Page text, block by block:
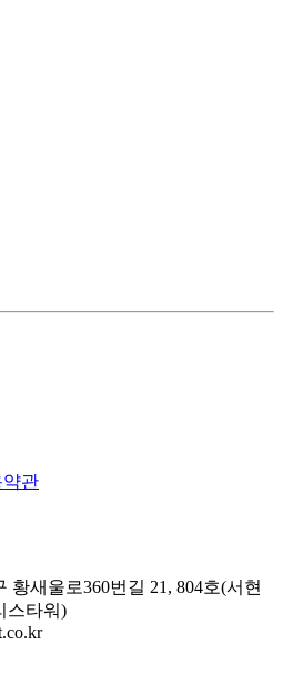
약관
황새울로360번길 21, 804호(서현
스타워)